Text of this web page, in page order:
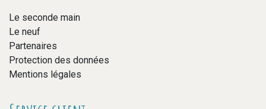
Le seconde main
Le neuf
Partenaires
Protection des données
Mentions légales